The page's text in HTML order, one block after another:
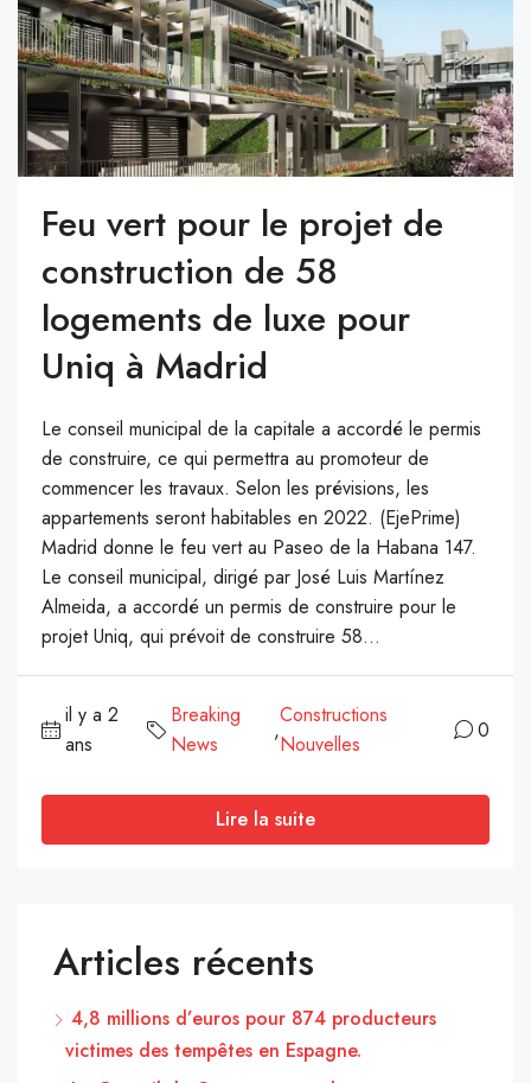
Feu vert pour le projet de
construction de 58
logements de luxe pour
Uniq à Madrid
Le conseil municipal de la capitale a accordé le permis
de construire, ce qui permettra au promoteur de
commencer les travaux. Selon les prévisions, les
appartements seront habitables en 2022. (EjePrime)
Madrid donne le feu vert au Paseo de la Habana 147.
Le conseil municipal, dirigé par José Luis Martínez
Almeida, a accordé un permis de construire pour le
projet Uniq, qui prévoit de construire 58...
il y a 2
ans
Breaking
News
,
Constructions
Nouvelles
0
Lire la suite
Articles récents
4,8 millions d’euros pour 874 producteurs
victimes des tempêtes en Espagne.